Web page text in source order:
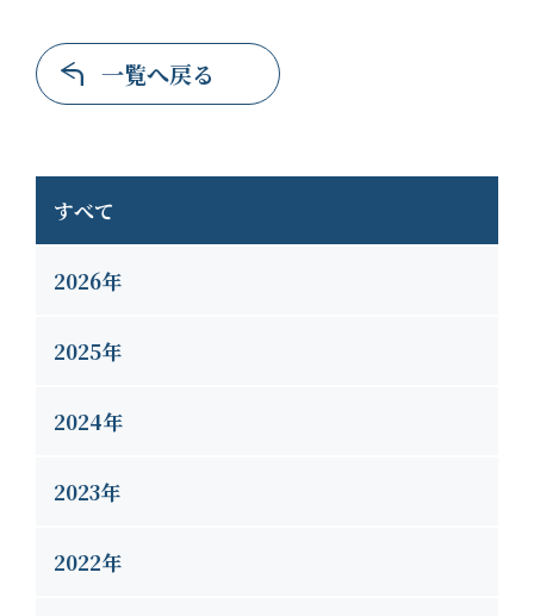
すべて
2026年
2025年
2024年
2023年
2022年
一覧へ戻る